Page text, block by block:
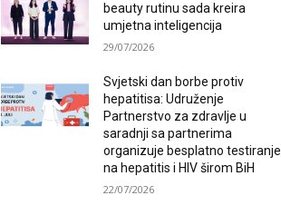
beauty rutinu sada kreira
umjetna inteligencija
29/07/2026
Svjetski dan borbe protiv
hepatitisa: Udruženje
Partnerstvo za zdravlje u
saradnji sa partnerima
organizuje besplatno testiranje
na hepatitis i HIV širom BiH
22/07/2026